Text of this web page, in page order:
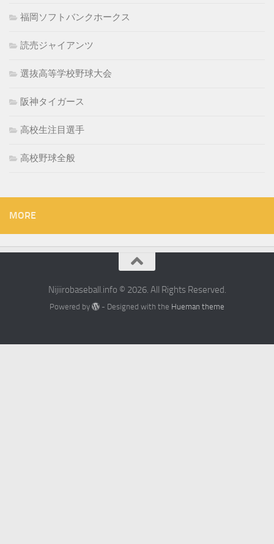
福岡ソフトバンクホークス
読売ジャイアンツ
選抜高等学校野球大会
阪神タイガース
高校生注目選手
高校野球全般
MORE
Nijiirobaseball.info © 2026. All Rights Reserved.
Powered by - Designed with the Hueman theme